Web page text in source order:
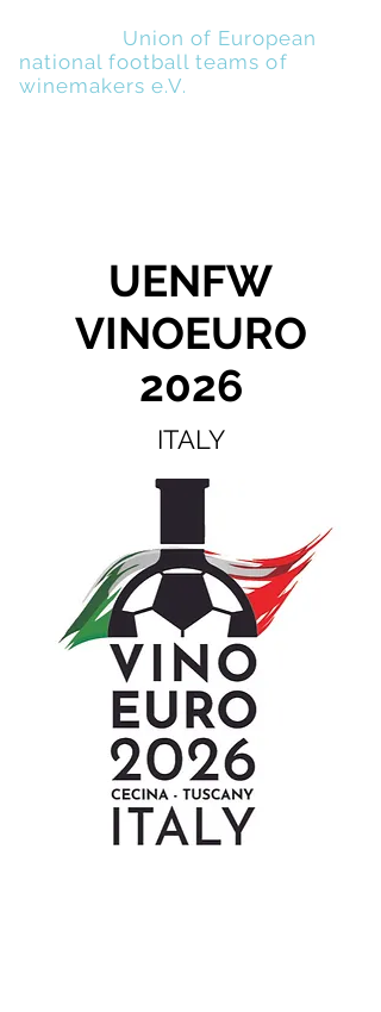
Union of European
national football teams of
winemakers e.V.
UENFW
VINOEURO
2026
ITALY